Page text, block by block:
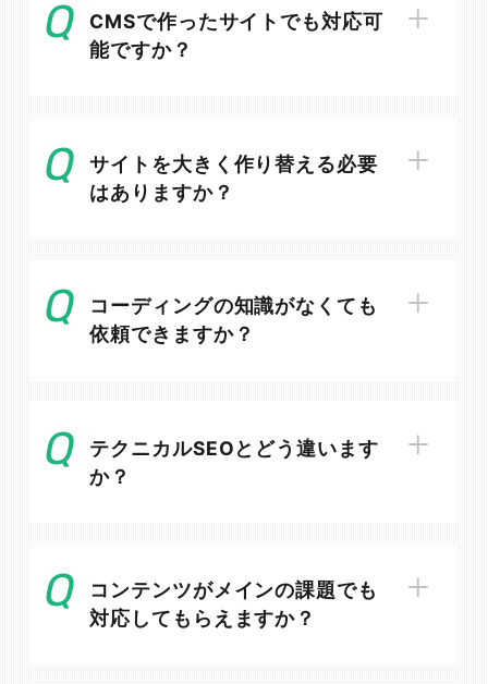
CMSで作ったサイトでも対応可
能ですか？
サイトを大きく作り替える必要
はありますか？
コーディングの知識がなくても
依頼できますか？
テクニカルSEOとどう違います
か？
コンテンツがメインの課題でも
対応してもらえますか？